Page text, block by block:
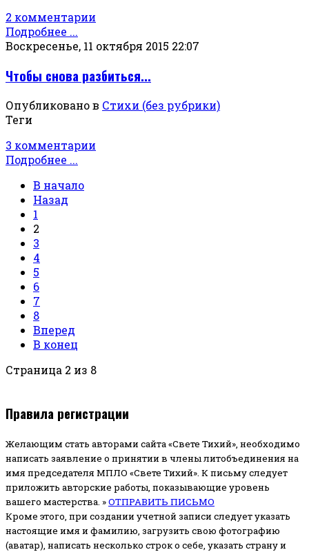
2 комментарии
Подробнее ...
Воскресенье, 11 октября 2015 22:07
Чтобы снова разбиться...
Опубликовано в Стихи (без рубрики)
Теги
3 комментарии
Подробнее ...
В начало
Назад
1
2
3
4
5
6
7
8
Вперед
В конец
Страница 2 из 8
Правила регистрации
Желающим стать авторами сайта «Свете Тихий», необходимо
написать заявление о принятии в члены литобъединения на
имя председателя МПЛО «Свете Тихий». К письму следует
приложить авторские работы, показывающие уровень
вашего мастерства. »ОТПРАВИТЬ ПИСЬМО
Кроме этого, при создании учетной записи следует указать
настоящие имя и фамилию, загрузить свою фотографию
(аватар), написать несколько строк о себе, указать страну и